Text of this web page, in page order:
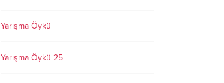
Yarışma Öykü
Yarışma Öykü 25